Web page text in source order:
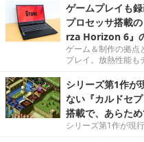
ゲームプレイも
プロセッサ搭載
rza Horizon 6』
ゲーム＆制作の拠点
プレイ。放熱性能も
シリーズ第1作が
ない『カルドセ
搭載で、あらた
シリーズ第1作が現